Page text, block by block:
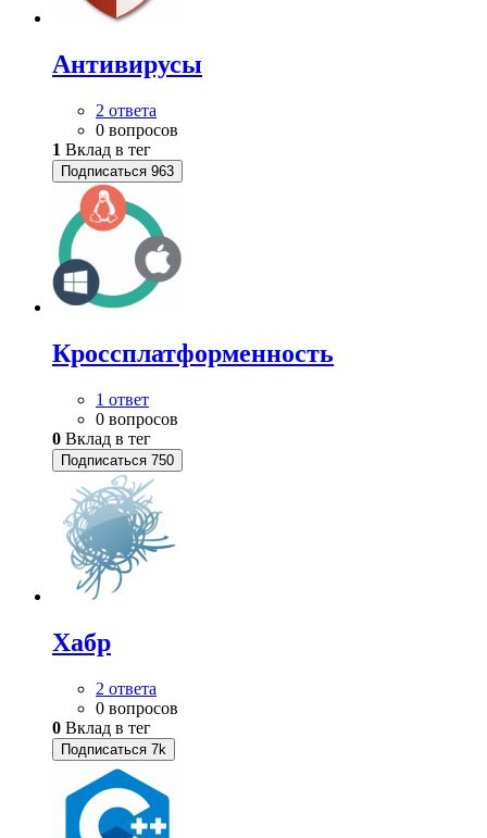
Антивирусы
2 ответа
0 вопросов
1 Вклад в тег
Подписаться 963
Кроссплатформенность
1 ответ
0 вопросов
0 Вклад в тег
Подписаться 750
Хабр
2 ответа
0 вопросов
0 Вклад в тег
Подписаться 7k